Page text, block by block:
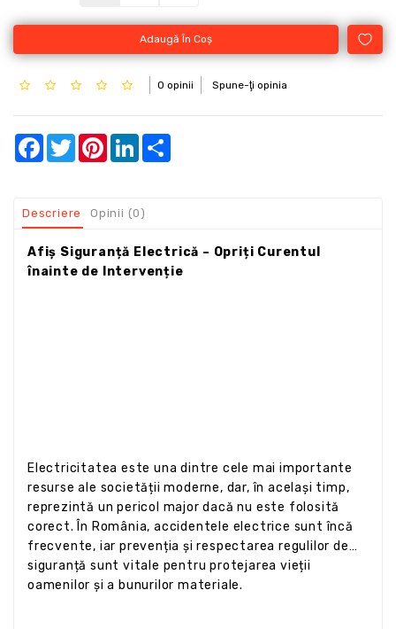
Adaugă În Coş
0 opinii Spune-ţi opinia
Facebook
TwitterPinterestLinkedIn
Descriere Opinii (0)
Afiș Siguranță Electrică – Opriți Curentul
înainte de Intervenție
Electricitatea este una dintre cele mai importante
resurse ale societății moderne, dar, în același timp,
reprezintă un pericol major dacă nu este folosită
corect. În România, accidentele electrice sunt încă
frecvente, iar prevenția și respectarea regulilor de
siguranță sunt vitale pentru protejarea vieții
oamenilor și a bunurilor materiale.